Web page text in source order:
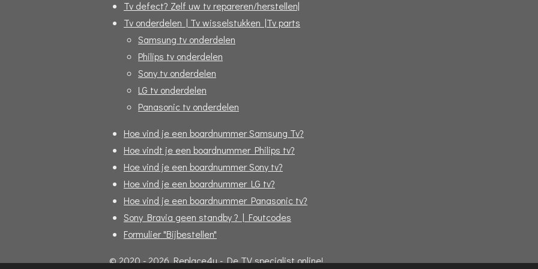
Tv defect? Zelf uw tv repareren/herstellen|
Tv onderdelen | Tv wisselstukken |Tv parts
Samsung tv onderdelen
Philips tv onderdelen
Sony tv onderdelen
LG tv onderdelen
Panasonic tv onderdelen
Hoe vind je een boardnummer Samsung Tv?
Hoe vindt je een boardnummer Philips tv?
Hoe vind je een boardnummer Sony tv?
Hoe vind je een boardnummer LG tv?
Hoe vind je een boardnummer Panasonic tv?
Sony Bravia geen standby ? | Foutcodes
Formulier "Bijbestellen"
© 2020 - 2026 Replace4u - De TV specialist online!